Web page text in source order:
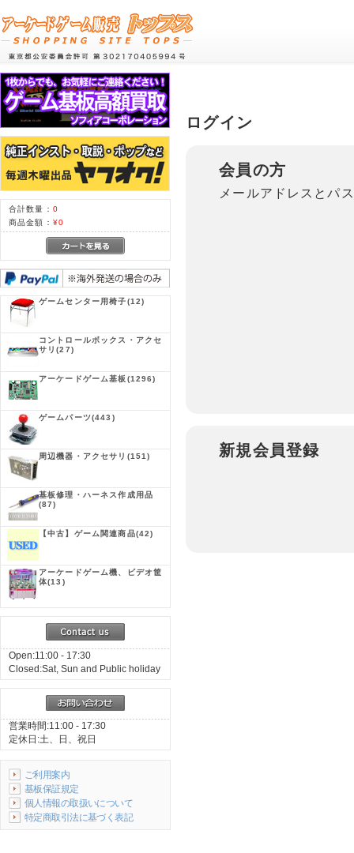
合計数量： 0
商品金額： ¥0
ゲームセンター用椅子(12)
コントロールボックス・アクセ
サリ(27)
アーケードゲーム基板 (1296)
ゲームパーツ(443)
周辺機器・アクセサリ (151)
基板修理・ハーネス作成用品
(87)
【中古】ゲーム関連商品(42)
アーケードゲーム機、ビデオ筐
体(13)
Open:11:00 - 17:30
Closed:Sat, Sun and Public holiday
営業時間:11:00 - 17:30
定休日:土、日、祝日
ご利用案内
基板保証規定
個人情報の取扱いについて
特定商取引法に基づく表記
ログイン
会員の方
メールアドレスとパ
新規会員登録